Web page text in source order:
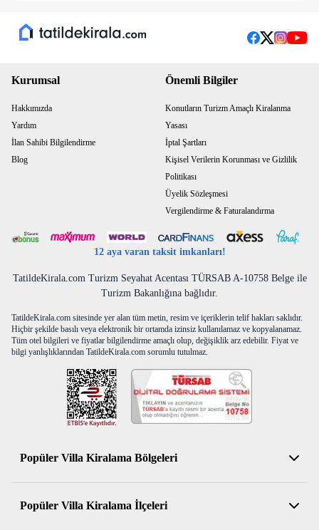
Kurumsal
Hakkımızda
Yardım
İlan Sahibi Bilgilendirme
Blog
Önemli Bilgiler
Konutların Turizm Amaçlı Kiralanma
Yasası
İptal Şartları
Kişisel Verilerin Korunması ve Gizlilik
Politikası
Üyelik Sözleşmesi
Vergilendirme & Faturalandırma
12 aya varan taksit imkanları!
TatildeKirala.com Turizm Seyahat Acentası TÜRSAB A-10758 Belge ile
Turizm Bakanlığına bağlıdır.
TatildeKirala.com sitesinde yer alan tüm metin, resim ve içeriklerin telif hakları saklıdır.
Hiçbir şekilde basılı veya elektronik bir ortamda izinsiz kullanılamaz ve kopyalanamaz.
Tüm otel bilgileri ve fiyatlar bilgilendirme amaçlı olup, değişiklik arz edebilir. Fiyat ve
bilgi yanlışlıklarından TatildeKirala.com sorumlu tutulmaz.
Popüler Villa Kiralama Bölgeleri
Antalya Kiralık Villa
Muğla Kiralık Villa
Popüler Villa Kiralama İlçeleri